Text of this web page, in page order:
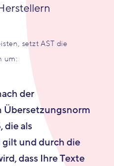
setzt AST die
um:
der
die als
und durch die
dass Ihre Texte